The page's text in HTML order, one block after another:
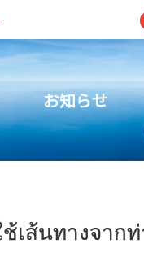
お知らせ
เส้นทางจากท่